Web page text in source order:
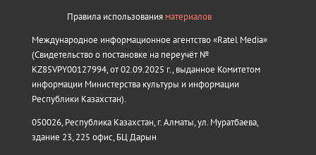
Правила использования материалов
Международное информационное агентство «Ratel Media»
(Свидетельство о постановке на переучёт №
KZ85VPY00127994, от 02.09.2025 г., выданное Комитетом
информации Министерства культуры и информации
Республики Казахстан).
050026, Республика Казахстан, г. Алматы, ул. Муратбаева,
здание 23, 225 офис, БЦ Дарын